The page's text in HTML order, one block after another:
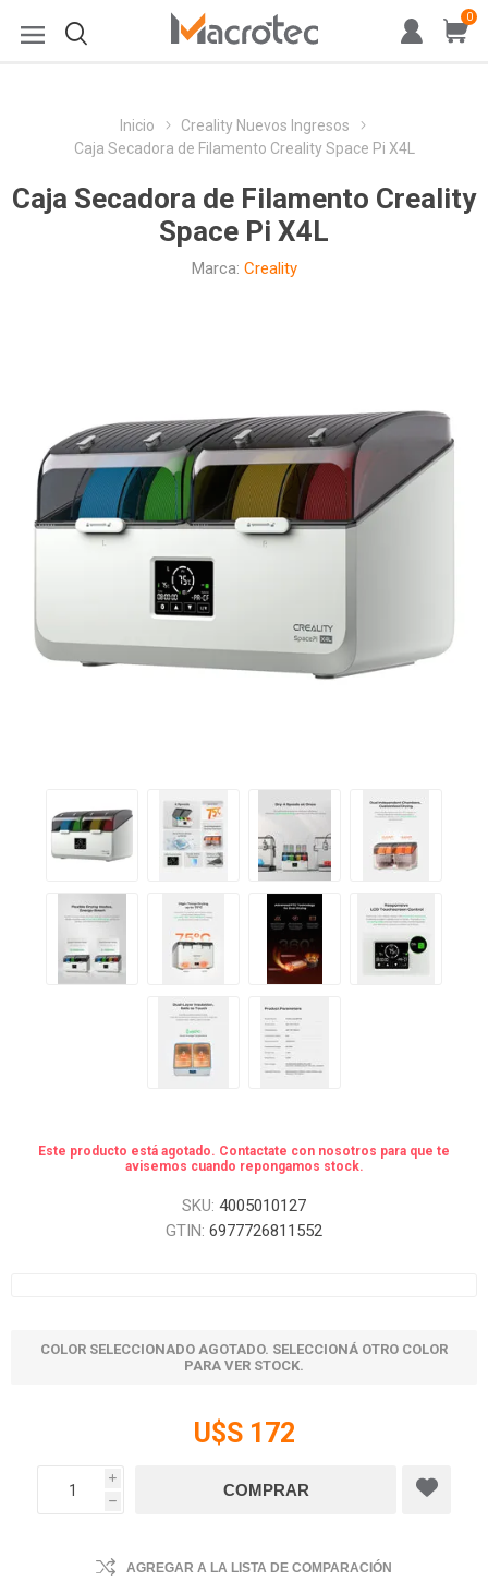
0
Inicio
Creality Nuevos Ingresos
Caja Secadora de Filamento Creality Space Pi X4L
Caja Secadora de Filamento Creality
Space Pi X4L
Marca: Creality
Este producto está agotado. Contactate con nosotros para que te
avisemos cuando repongamos stock.
SKU: 4005010127
GTIN: 6977726811552
COLOR SELECCIONADO AGOTADO. SELECCIONÁ OTRO COLOR
PARA VER STOCK.
U$S 172
i
h
AGREGAR A LA LISTA DE COMPARACIÓN